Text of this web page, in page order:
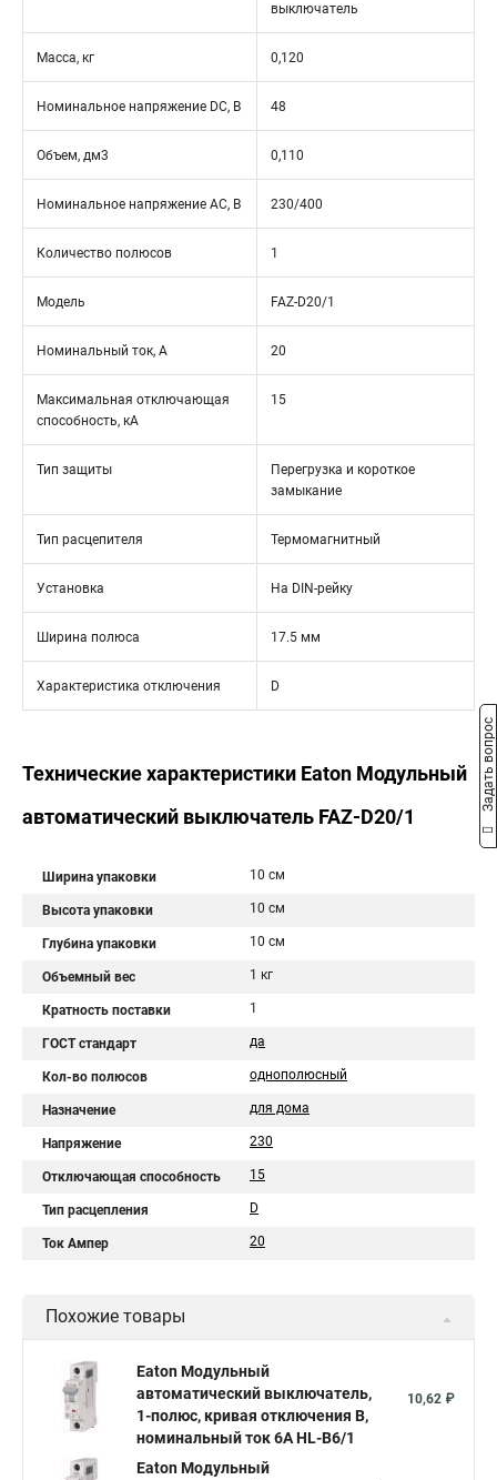
выключатель
Масса, кг 0,120
Номинальное напряжение DC, В 48
Объем, дм3 0,110
Номинальное напряжение АС, В 230/400
Количество полюсов 1
Модель FAZ-D20/1
Номинальный ток, А 20
Максимальная отключающая
способность, кА
15
Тип защиты
Перегрузка и короткое
замыкание
Тип расцепителя Термомагнитный
Установка На DIN-рейку
Ширина полюса 17.5 мм
Характеристика отключения D
Технические характеристики Eaton Модульный
автоматический выключатель FAZ-D20/1
Ширина упаковки 10 см
Высота упаковки 10 см
Глубина упаковки 10 см
Объемный вес 1 кг
Кратность поставки 1
ГОСТ стандарт да
Кол-во полюсов однополюсный
Назначение для дома
Напряжение 230
Отключающая способность 15
Тип расцепления D
Ток Ампер 20
Похожие товары
Eaton Модульный
автоматический выключатель,
1-полюс, кривая отключения B,
номинальный ток 6А HL-B6/1
10,62 ₽
Eaton Модульный
Задать вопрос